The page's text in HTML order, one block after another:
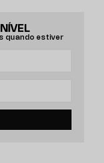
quando estiver